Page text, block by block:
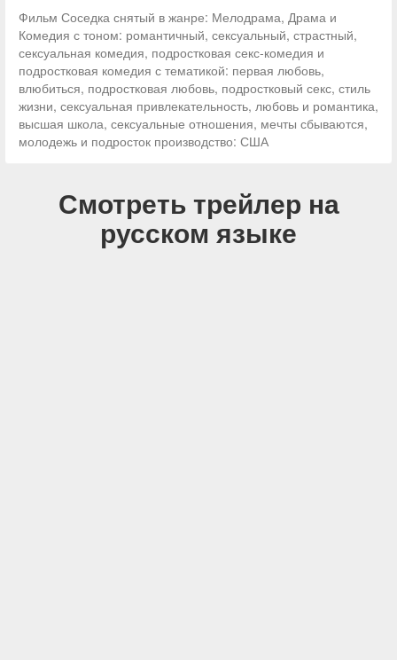
Фильм Соседка снятый в жанре: Мелодрама, Драма и
Комедия с тоном: романтичный, сексуальный, страстный,
сексуальная комедия, подростковая секс-комедия и
подростковая комедия с тематикой: первая любовь,
влюбиться, подростковая любовь, подростковый секс, стиль
жизни, сексуальная привлекательность, любовь и романтика,
высшая школа, сексуальные отношения, мечты сбываются,
молодежь и подросток производство: США
Смотреть трейлер на
русском языке